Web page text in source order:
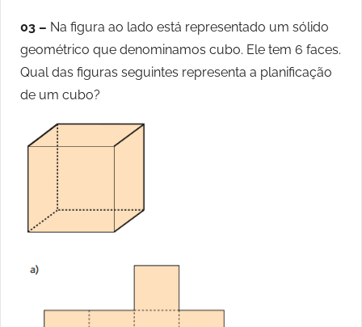
03 – Na figura ao lado está representado um sólido
geométrico que denominamos cubo. Ele tem 6 faces.
Qual das figuras seguintes representa a planificação
de um cubo?